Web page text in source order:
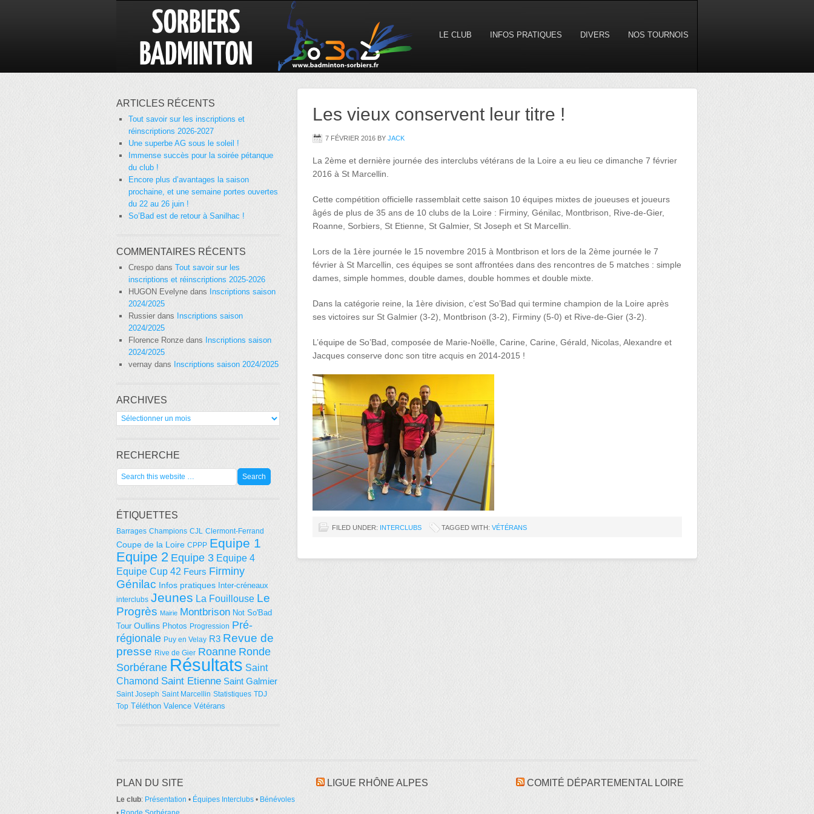
LE CLUB INFOS PRATIQUES DIVERS NOS TOURNOIS
Les vieux conservent leur titre !
7 FÉVRIER 2016 BY JACK
La 2ème et dernière journée des interclubs vétérans de la Loire a eu lieu ce dimanche 7 février
2016 à St Marcellin.
Cette compétition officielle rassemblait cette saison 10 équipes mixtes de joueuses et joueurs
âgés de plus de 35 ans de 10 clubs de la Loire : Firminy, Génilac, Montbrison, Rive-de-Gier,
Roanne, Sorbiers, St Etienne, St Galmier, St Joseph et St Marcellin.
Lors de la 1ère journée le 15 novembre 2015 à Montbrison et lors de la 2ème journée le 7
février à St Marcellin, ces équipes se sont affrontées dans des rencontres de 5 matches : simple
dames, simple hommes, double dames, double hommes et double mixte.
Dans la catégorie reine, la 1ère division, c’est So’Bad qui termine champion de la Loire après
ses victoires sur St Galmier (3-2), Montbrison (3-2), Firminy (5-0) et Rive-de-Gier (3-2).
L’équipe de So’Bad, composée de Marie-Noëlle, Carine, Carine, Gérald, Nicolas, Alexandre et
Jacques conserve donc son titre acquis en 2014-2015 !
FILED UNDER: INTERCLUBS TAGGED WITH: VÉTÉRANS
ARTICLES RÉCENTS
Tout savoir sur les inscriptions et
réinscriptions 2026-2027
Une superbe AG sous le soleil !
Immense succès pour la soirée pétanque
du club !
Encore plus d’avantages la saison
prochaine, et une semaine portes ouvertes
du 22 au 26 juin !
So’Bad est de retour à Sanilhac !
COMMENTAIRES RÉCENTS
Crespo dans Tout savoir sur les
inscriptions et réinscriptions 2025-2026
HUGON Evelyne dans
Inscriptions saison
2024/2025
Russier dans Inscriptions saison
2024/2025
Florence Ronze dans Inscriptions saison
2024/2025
vernay dans Inscriptions saison 2024/2025
ARCHIVES
Archives
RECHERCHE
ÉTIQUETTES
Barrages Champions CJL Clermont-Ferrand
Coupe de la Loire CPPP Equipe 1
Equipe 2 Equipe 3 Equipe 4
Equipe Cup 42 Feurs Firminy
Génilac Infos pratiques Inter-créneaux
interclubs Jeunes La Fouillouse Le
Progrès Mairie Montbrison Not So'Bad
Tour Oullins Photos Progression Pré-
régionale Puy en Velay R3 Revue de
presse Rive de Gier Roanne Ronde
Sorbérane Résultats Saint
Chamond Saint Etienne Saint Galmier
Saint Joseph Saint Marcellin Statistiques TDJ
Top Téléthon Valence Vétérans
PLAN DU SITE
Le club: Présentation • Équipes Interclubs • Bénévoles
LIGUE RHÔNE ALPES COMITÉ DÉPARTEMENTAL LOIRE